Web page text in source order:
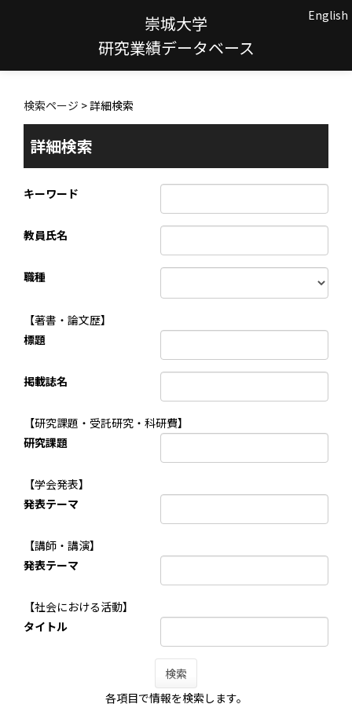
崇城大学
研究業績データベース
English
検索ページ > 詳細検索
詳細検索
キーワード
教員氏名
職種
【著書・論文歴】
標題
掲載誌名
【研究課題・受託研究・科研費】
研究課題
【学会発表】
発表テーマ
【講師・講演】
発表テーマ
【社会における活動】
タイトル
検索
各項目で情報を検索します。